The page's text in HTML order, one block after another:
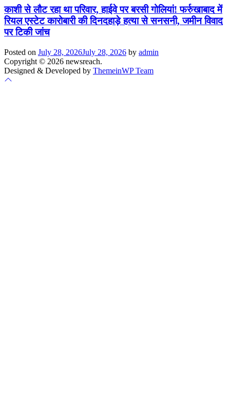
काशी से लौट रहा था परिवार, हाईवे पर बरसी गोलियां! फर्रुखाबाद में
रियल एस्टेट कारोबारी की दिनदहाड़े हत्या से सनसनी, जमीन विवाद
पर टिकी जांच
Posted on July 28, 2026July 28, 2026 by admin
Copyright © 2026 newsreach.
Designed & Developed by ThemeinWP Team
Scroll